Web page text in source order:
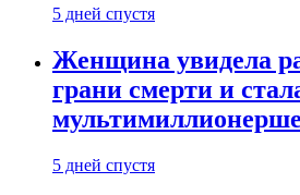
5 дней спустя
Женщина увидела
грани смерти и
5 дней спустя